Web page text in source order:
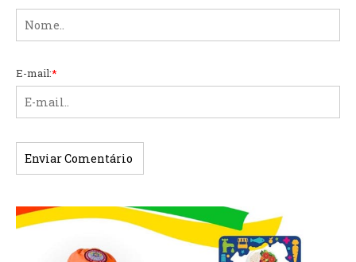
E-mail:*